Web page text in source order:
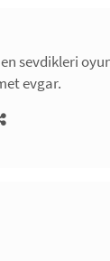
sevdikleri
evgar.